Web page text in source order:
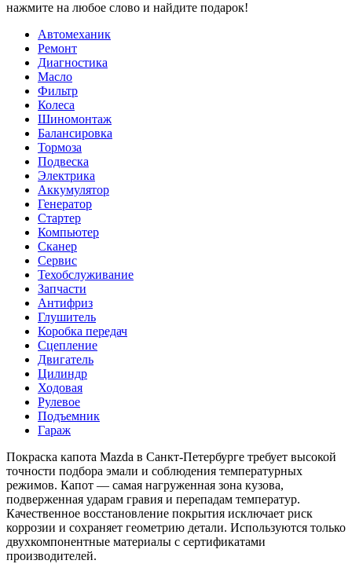
нажмите на любое слово и найдите подарок!
Автомеханик
Ремонт
Диагностика
Масло
Фильтр
Колеса
Шиномонтаж
Балансировка
Тормоза
Подвеска
Электрика
Аккумулятор
Генератор
Стартер
Компьютер
Сканер
Сервис
Техобслуживание
Запчасти
Антифриз
Глушитель
Коробка передач
Сцепление
Двигатель
Цилиндр
Ходовая
Рулевое
Подъемник
Гараж
Покраска капота Mazda в Санкт-Петербурге требует высокой
точности подбора эмали и соблюдения температурных
режимов. Капот — самая нагруженная зона кузова,
подверженная ударам гравия и перепадам температур.
Качественное восстановление покрытия исключает риск
коррозии и сохраняет геометрию детали. Используются только
двухкомпонентные материалы с сертификатами
производителей.